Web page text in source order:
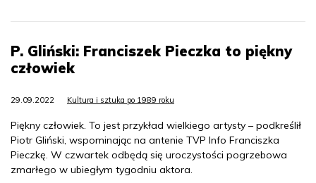
P. Gliński: Franciszek Pieczka to piękny
człowiek
29.09.2022 Kultura i sztuka po 1989 roku
Piękny człowiek. To jest przykład wielkiego artysty – podkreślił
Piotr Gliński, wspominając na antenie TVP Info Franciszka
Pieczkę. W czwartek odbędą się uroczystości pogrzebowa
zmarłego w ubiegłym tygodniu aktora.